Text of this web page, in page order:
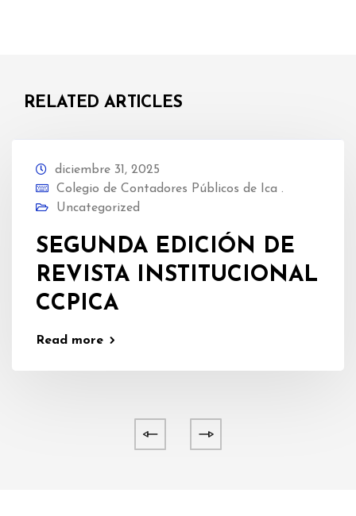
RELATED ARTICLES
diciembre 31, 2025
Colegio de Contadores Públicos de Ica .
Uncategorized
SEGUNDA EDICIÓN DE
REVISTA INSTITUCIONAL
CCPICA
Read more